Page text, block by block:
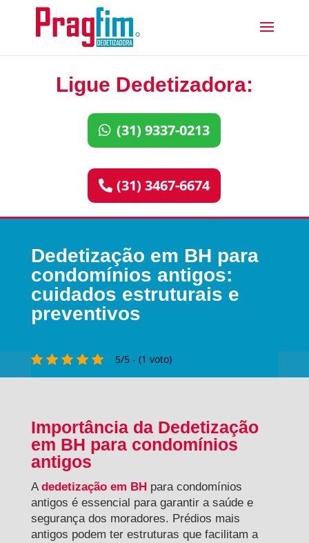
Ligue Dedetizadora:
(31) 9337-0213
(31) 3467-6674
Dedetização em BH para
condomínios antigos:
cuidados estruturais e
preventivos
5/5 - (1 voto)
Importância da Dedetização
em BH para condomínios
antigos
A dedetização em BHpara condomínios
antigos é essencial para garantir a saúde e
segurança dos moradores. Prédios mais
antigos podem ter estruturas que facilitam a